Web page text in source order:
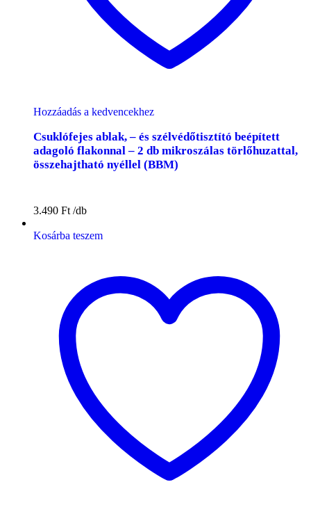
Hozzáadás a kedvencekhez
Csuklófejes ablak, – és szélvédőtisztító beépített
adagoló flakonnal – 2 db mikroszálas törlőhuzattal,
összehajtható nyéllel (BBM)
3.490 Ft
Kosárba teszem